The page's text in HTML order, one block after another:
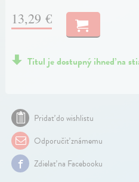
13,29 €
Titul je dostupný ihneď na
Pridať do wishlistu
Odporučiť známemu
Zdielať na Facebooku